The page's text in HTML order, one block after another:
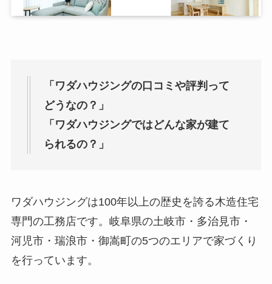
「ワダハウジングの口コミや評判って
どうなの？」
「ワダハウジングではどんな家が建て
られるの？」
ワダハウジングは100年以上の歴史を誇る木造住宅
専門の工務店です。岐阜県の土岐市・多治見市・
河児市・瑞浪市・御嵩町の5つのエリアで家づくり
を行っています。